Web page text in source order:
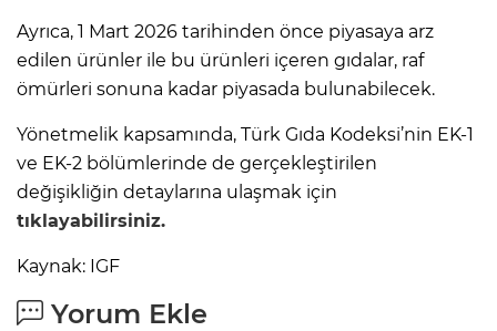
Ayrıca, 1 Mart 2026 tarihinden önce piyasaya arz
edilen ürünler ile bu ürünleri içeren gıdalar, raf
ömürleri sonuna kadar piyasada bulunabilecek.
Yönetmelik kapsamında, Türk Gıda Kodeksi’nin EK-1
ve EK-2 bölümlerinde de gerçekleştirilen
değişikliğin detaylarına ulaşmak için
tıklayabilirsiniz.
Kaynak: IGF
Yorum Ekle